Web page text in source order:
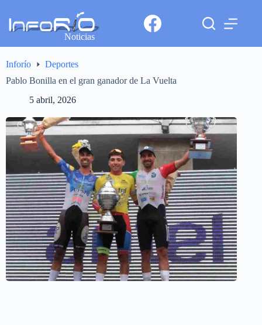
Noticias
Inforío
Deportes
Pablo Bonilla en el gran ganador de La Vuelta
5 abril, 2026